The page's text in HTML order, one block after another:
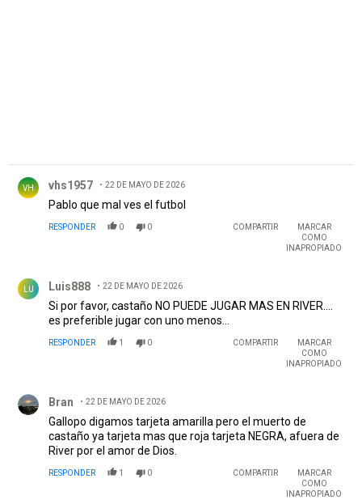
VH vhs1957 22 DE MAYO DE 2026
Pablo que mal ves el futbol
RESPONDER 0 0 COMPARTIR
MARCAR
COMO
INAPROPIADO
LU Luis888 22 DE MAYO DE 2026
Si por favor, castaño NO PUEDE JUGAR MAS EN RIVER....
es preferible jugar con uno menos...
RESPONDER 1 0 COMPARTIR
MARCAR
COMO
INAPROPIADO
Bran 22 DE MAYO DE 2026
Gallopo digamos tarjeta amarilla pero el muerto de
castaño ya tarjeta mas que roja tarjeta NEGRA, afuera de
River por el amor de Dios.
RESPONDER 1 0 COMPARTIR
MARCAR
COMO
INAPROPIADO